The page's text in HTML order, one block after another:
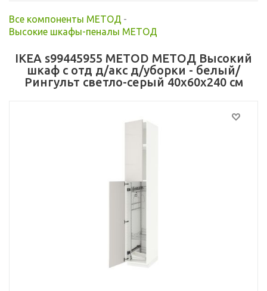
Все компоненты МЕТОД -
Высокие шкафы-пеналы МЕТОД
IKEA s99445955 METOD МЕТОД Высокий
шкаф с отд д/акс д/уборки - белый/
Рингульт светло-серый 40x60x240 см